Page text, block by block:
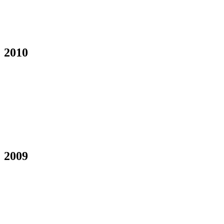
2010
2009